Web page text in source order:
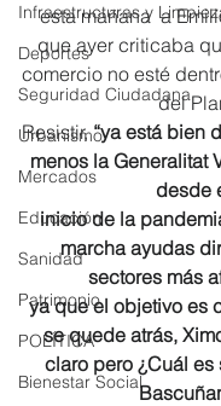
Infraestructuras y
Deportes
Seguridad Ciudadana
Urbanismo
Mercados
Educación
Sanidad
Patrimonio
POLÍTICA
Bienestar Social
esta mañana  a
que ayer criticaba
comercio no esté
del
Resistir, “ya está bien
menos la Generalitat
desde
inicio de la
marcha ayudas
sectores más
ya que el objetivo es
se quede atrás,
claro pero ¿Cuál es